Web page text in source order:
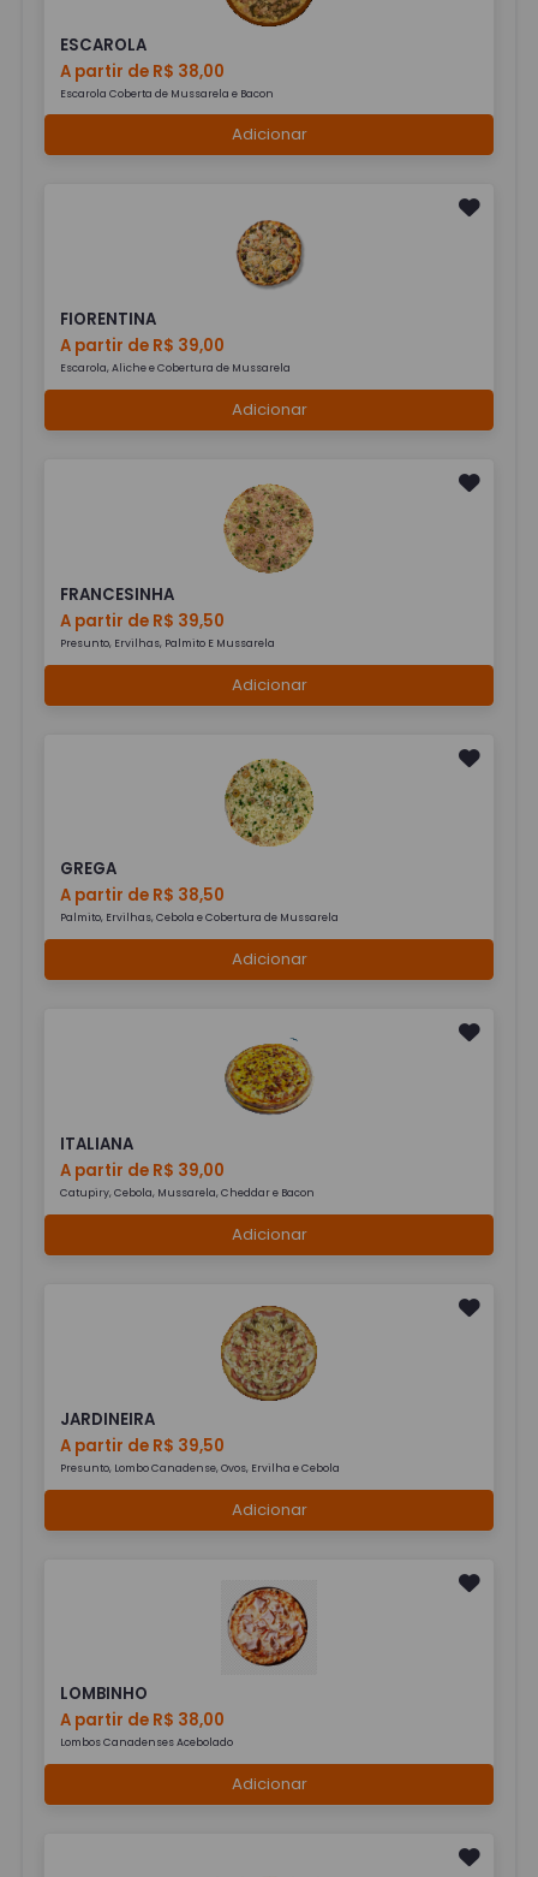
ESCAROLA
A partir de R$ 38,00
Escarola Coberta de Mussarela e Bacon
Adicionar
FIORENTINA
A partir de R$ 39,00
Escarola, Aliche e Cobertura de Mussarela
Adicionar
FRANCESINHA
A partir de R$ 39,50
Presunto, Ervilhas, Palmito E Mussarela
Adicionar
GREGA
A partir de R$ 38,50
Palmito, Ervilhas, Cebola e Cobertura de Mussarela
Adicionar
ITALIANA
A partir de R$ 39,00
Catupiry, Cebola, Mussarela, Cheddar e Bacon
Adicionar
JARDINEIRA
A partir de R$ 39,50
Presunto, Lombo Canadense, Ovos, Ervilha e Cebola
Adicionar
LOMBINHO
A partir de R$ 38,00
Lombos Canadenses Acebolado
Adicionar